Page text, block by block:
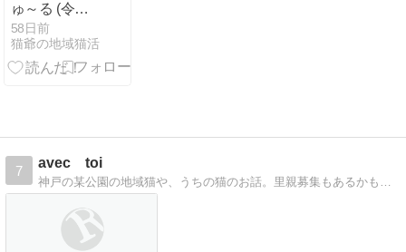
ゅ～る (令和8
年6月)
58日前
猫爺の地域猫活
7
avec toi